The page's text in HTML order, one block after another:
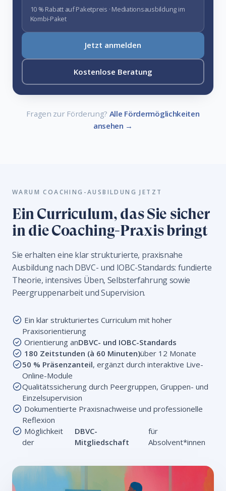
10 % Rabatt auf Paketpreis · Mediationsausbildung im
Kombi-Paket
Jetzt anmelden
Kostenlose Beratung
Fragen zur Förderung? Alle Fördermöglichkeiten
ansehen →
WARUM COACHING-AUSBILDUNG JETZT
Ein Curriculum, das Sie sicher
in die Coaching-Praxis bringt
Sie erhalten eine klar strukturierte, praxisnahe
Ausbildung nach DBVC- und IOBC-Standards: fundierte
Theorie, intensives Üben, Selbsterfahrung sowie
Peergruppenarbeit und Supervision.
Ein klar strukturiertes Curriculum mit hoher
Praxisorientierung
Orientierung anDBVC- und IOBC-Standards
180 Zeitstunden (à 60 Minuten)über 12 Monate
50 % Präsenzanteil, ergänzt durch interaktive Live-
Online-Module
Qualitätssicherung durch Peergruppen, Gruppen- und
Einzelsupervision
Dokumentierte Praxisnachweise und professionelle
Reflexion
Möglichkeit
der
DBVC-
Mitgliedschaft
für
Absolvent*innen